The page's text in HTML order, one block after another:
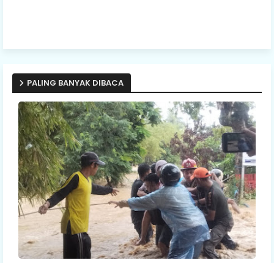
PALING BANYAK DIBACA